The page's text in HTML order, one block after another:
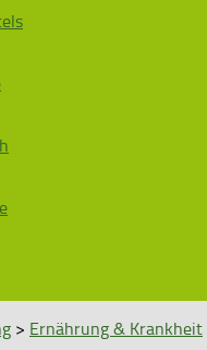
> Ernährung & Krankheit